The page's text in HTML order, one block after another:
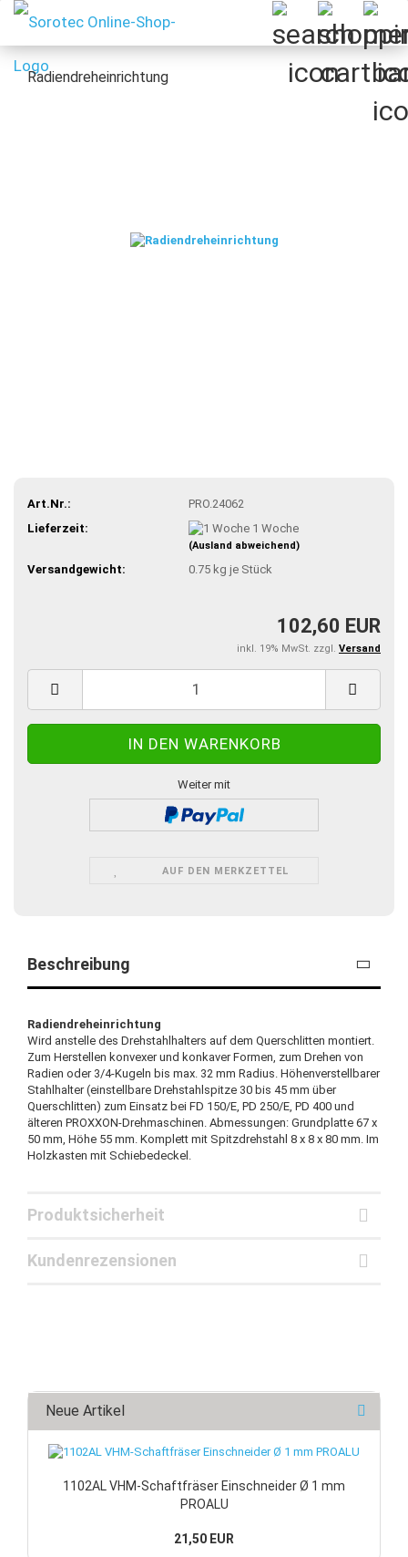
Radiendreheinrichtung
Art.Nr.:
PRO.24062
Lieferzeit:
1 Woche
(Ausland abweichend)
Versandgewicht: 0.75kg je Stück
102,60 EUR
inkl. 19% MwSt. zzgl. Versand
Weiter mit
AUF DEN MERKZETTEL
Beschreibung
Radiendreheinrichtung
Wird anstelle des Drehstahlhalters auf dem Querschlitten montiert.
Zum Herstellen konvexer und konkaver Formen, zum Drehen von
Radien oder 3/4-Kugeln bis max. 32 mm Radius. Höhenverstellbarer
Stahlhalter (einstellbare Drehstahlspitze 30 bis 45 mm über
Querschlitten) zum Einsatz bei FD 150/E, PD 250/E, PD 400 und
älteren PROXXON-Drehmaschinen. Abmessungen: Grundplatte 67 x
50 mm, Höhe 55 mm. Komplett mit Spitzdrehstahl 8 x 8 x 80 mm. Im
Holzkasten mit Schiebedeckel.
Produktsicherheit
Kundenrezensionen
Neue Artikel
1102AL VHM-Schaftfräser Einschneider Ø 1 mm
PROALU
21,50 EUR